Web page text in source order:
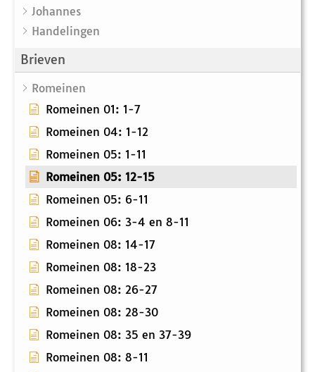
Johannes
Handelingen
Brieven
Romeinen
Romeinen 01: 1-7
Romeinen 04: 1-12
Romeinen 05: 1-11
Romeinen 05: 12-15
Romeinen 05: 6-11
Romeinen 06: 3-4 en 8-11
Romeinen 08: 14-17
Romeinen 08: 18-23
Romeinen 08: 26-27
Romeinen 08: 28-30
Romeinen 08: 35 en 37-39
Romeinen 08: 8-11